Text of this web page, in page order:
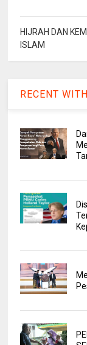
HIJRAH DAN
ISLAM
RECENT